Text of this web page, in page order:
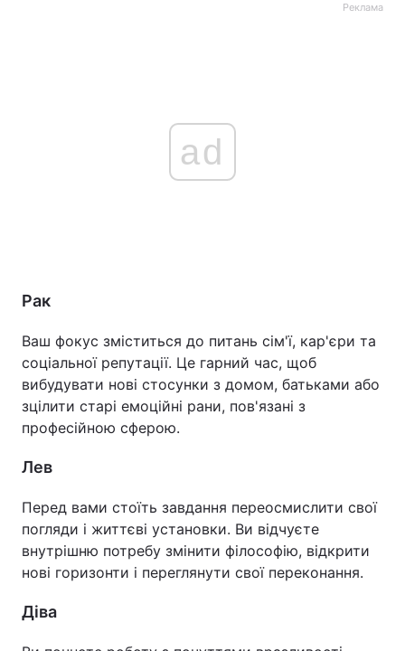
Реклама
ad
Рак
Ваш фокус зміститься до питань сім'ї, кар'єри та
соціальної репутації. Це гарний час, щоб
вибудувати нові стосунки з домом, батьками або
зцілити старі емоційні рани, пов'язані з
професійною сферою.
Лев
Перед вами стоїть завдання переосмислити свої
погляди і життєві установки. Ви відчуєте
внутрішню потребу змінити філософію, відкрити
нові горизонти і переглянути свої переконання.
Діва